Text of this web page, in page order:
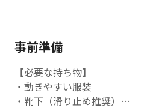
事前準備
【必要な持ち物】
・動きやすい服装
・靴下（滑り止め推奨）